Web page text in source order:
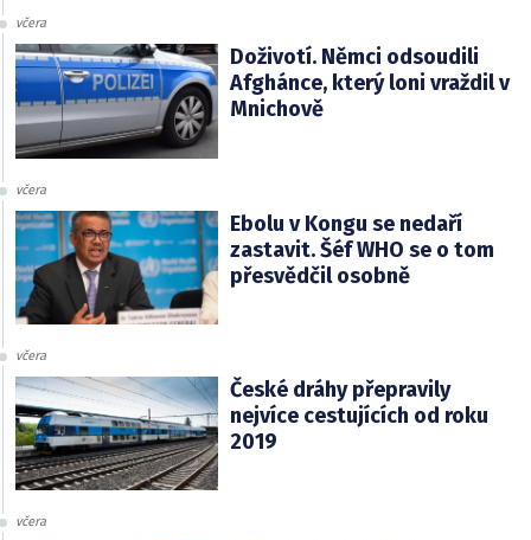
včera
Doživotí. Němci odsoudili
Afghánce, který loni vraždil v
Mnichově
včera
Ebolu v Kongu se nedaří
zastavit. Šéf WHO se o tom
přesvědčil osobně
včera
České dráhy přepravily
nejvíce cestujících od roku
2019
včera